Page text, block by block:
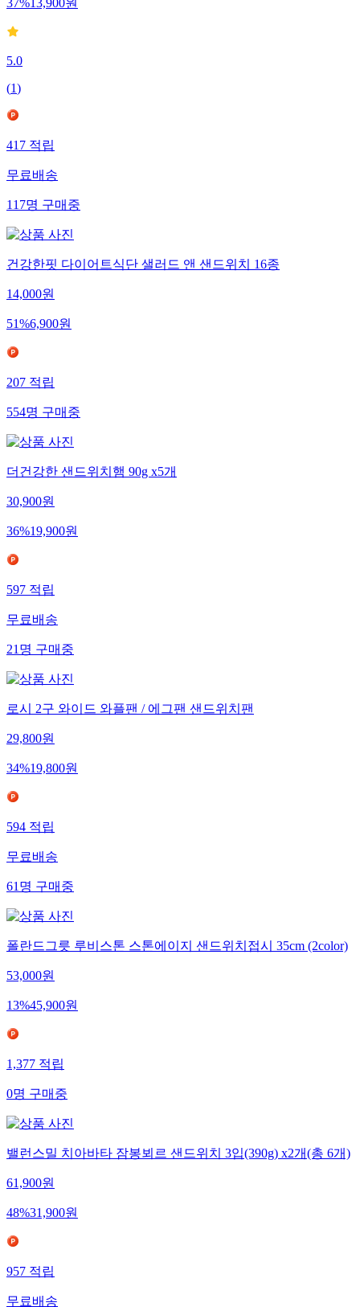
37%13,900원
5.0
(1)
417적립
무료배송
117명구매중
건강한핏 다이어트식단 샐러드 앤 샌드위치 16종
14,000원
51%6,900원
207적립
554명구매중
더건강한 샌드위치햄 90g x5개
30,900원
36%19,900원
597적립
무료배송
21명구매중
로시 2구 와이드 와플팬 / 에그팬 샌드위치팬
29,800원
34%19,800원
594적립
무료배송
61명구매중
폴란드그릇 루비스톤 스톤에이지 샌드위치접시 35cm (2color)
53,000원
13%45,900원
1,377적립
0명구매중
밸런스밀 치아바타 잠봉뵈르 샌드위치 3입(390g) x2개(총 6개)
61,900원
48%31,900원
957적립